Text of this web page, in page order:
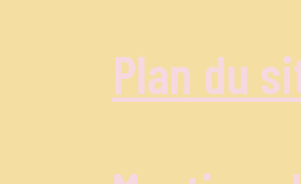
Plan du